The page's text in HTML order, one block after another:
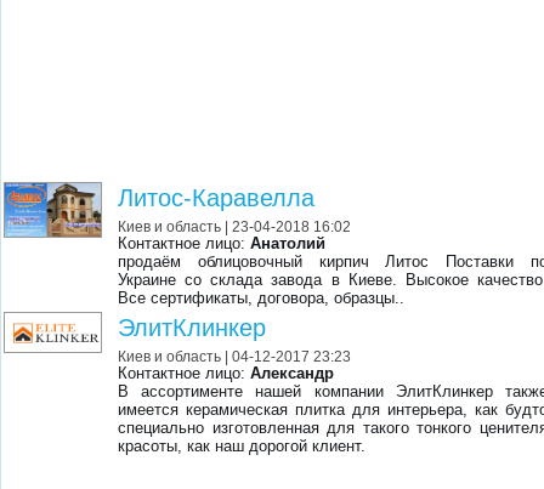
Литос-Каравелла
Киев и область | 23-04-2018 16:02
Контактное лицо:Анатолий
продаём облицовочный кирпич Литос Поставки
Украине со склада завода в Киеве. Высокое
Все сертификаты, договора, образцы..
ЭлитКлинкер
Киев и область | 04-12-2017 23:23
Контактное лицо:Александр
В ассортименте нашей компании ЭлитКлинкер
имеется керамическая плитка для интерьера, как
специально изготовленная для такого тонкого
красоты, как наш дорогой клиент.